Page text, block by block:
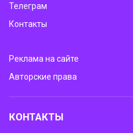
Телеграм
Контакты
Реклама на сайте
Авторские права
КОНТАКТЫ